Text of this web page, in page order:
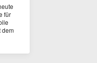
für
dem